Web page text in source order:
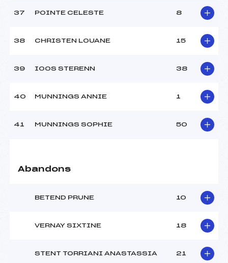
37 POINTE CELESTE 8
38 CHRISTEN LOUANE 15
39 IOOS STERENN 38
40 MUNNINGS ANNIE 1
41 MUNNINGS SOPHIE 50
Abandons
BETEND PRUNE 10
VERNAY SIXTINE 18
STENT TORRIANI ANASTASSIA 21